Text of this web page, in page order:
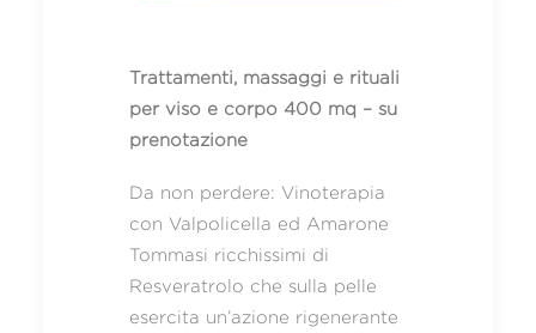
Trattamenti, massaggi e rituali
per viso e corpo 400 mq – su
prenotazione
Da non perdere: Vinoterapia
con Valpolicella ed Amarone
Tommasi ricchissimi di
Resveratrolo che sulla pelle
esercita un’azione rigenerante